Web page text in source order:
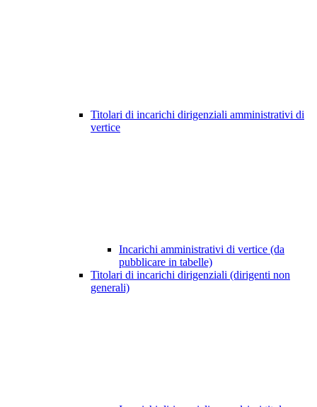
Titolari di incarichi dirigenziali amministrativi di
vertice
Incarichi amministrativi di vertice (da
pubblicare in tabelle)
Titolari di incarichi dirigenziali (dirigenti non
generali)